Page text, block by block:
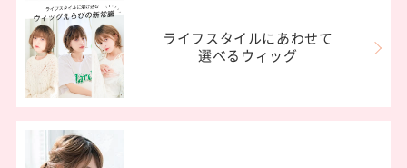
ライフスタイルにあわせて
選べるウィッグ